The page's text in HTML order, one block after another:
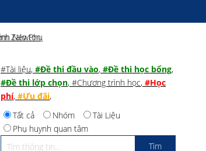
#Tài liệu, #Đề thi đầu vào, #Đề thi học bổng,
#Đề thi lớp chọn, #Chương trình học, #Học
phí, #Ưu đãi,
Tất cả
Nhóm
Tài Liệu
Phụ huynh quan tâm